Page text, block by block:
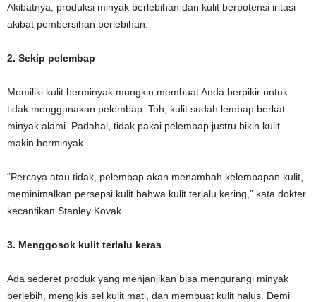
Akibatnya, produksi minyak berlebihan dan kulit berpotensi iritasi
akibat pembersihan berlebihan.
2. Sekip pelembap
Memiliki kulit berminyak mungkin membuat Anda berpikir untuk
tidak menggunakan pelembap. Toh, kulit sudah lembap berkat
minyak alami. Padahal, tidak pakai pelembap justru bikin kulit
makin berminyak.
“Percaya atau tidak, pelembap akan menambah kelembapan kulit,
meminimalkan persepsi kulit bahwa kulit terlalu kering,” kata dokter
kecantikan Stanley Kovak.
3. Menggosok kulit terlalu keras
Ada sederet produk yang menjanjikan bisa mengurangi minyak
berlebih, mengikis sel kulit mati, dan membuat kulit halus. Demi